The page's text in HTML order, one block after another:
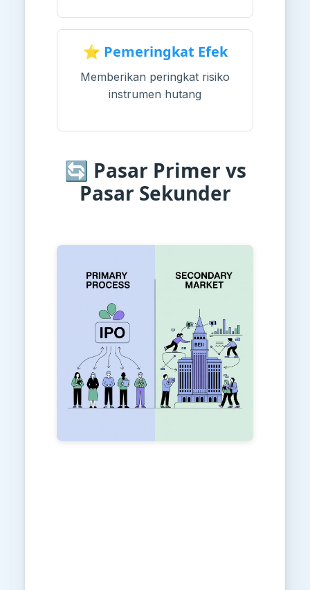
⭐ Pemeringkat Efek
Memberikan peringkat risiko
instrumen hutang
🔄 Pasar Primer vs
Pasar Sekunder